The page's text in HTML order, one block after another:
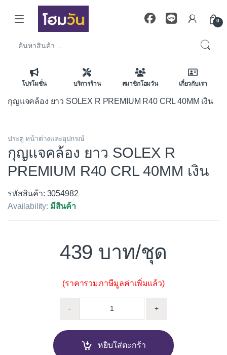
Skip to navigation
Skip to content
0
โปรโมชั่น บริการร้าน สมาชิกโฮมวัน เกี่ยวกับเรา
กุญแจคล้อง ยาว SOLEX R PREMIUM R40 CRL 40MM เงิน
ประตู หน้าต่างและอุปกรณ์
กุญแจคล้อง ยาว SOLEX R
PREMIUM R40 CRL 40MM เงิน
รหัสสินค้า: 3054982
Availability: มีสินค้า
439 /ชุด
(ราคารวมภาษีมูลค่าเพิ่มแล้ว)
- +
หยิบใส่ตะกร้า